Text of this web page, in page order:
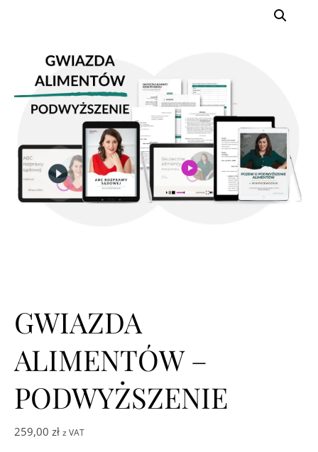
GWIAZDA
ALIMENTÓW –
PODWYŻSZENIE
259,00 zł z VAT